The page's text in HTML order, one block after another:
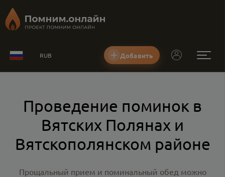
RUB Добавить
Проведение поминок в
Вятских Полянах и
Вятскополянском районе
Прощальный прием и поминальный обед можно